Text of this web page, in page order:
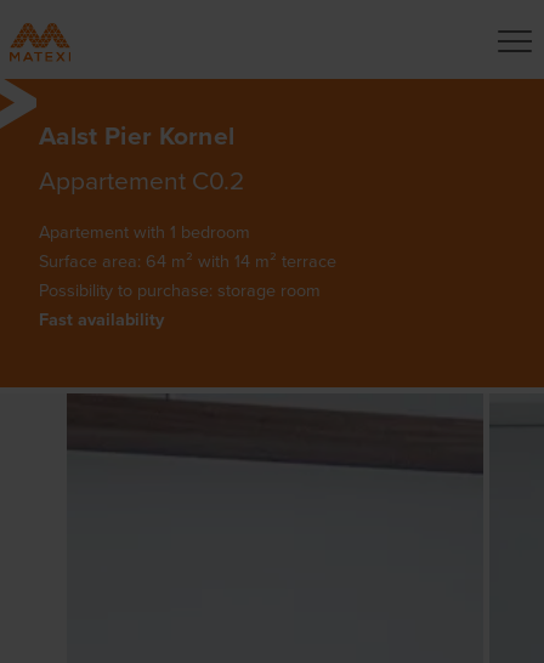
Aalst Pier Kornel
Appartement C0.2
Apartement with 1 bedroom
Surface area: 64 m² with 14 m² terrace
Possibility to purchase: storage room
Fast availability